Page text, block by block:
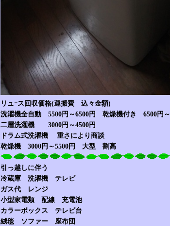
リュｰス回収価格(運搬費 込々金額)
洗濯機全自動 5500円～6500円 乾燥機付き 6500円～
二層洗濯機 3000円～4500円
ドラム式洗濯機 重さにより商談
乾燥機 3000円～5500円 大型 割高
引っ越しに伴う
冷蔵庫 洗濯機 テレビ
ガス代 レンジ
小型家電類 配線 充電池
カラーボックス テレビ台
絨毯 ソファー 座布団